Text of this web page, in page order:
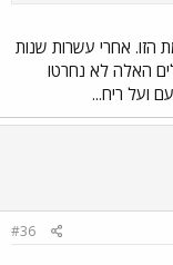
הזו. אחרי עשרות שנות
האלה לא נחרטו
ועל ריח...
#36